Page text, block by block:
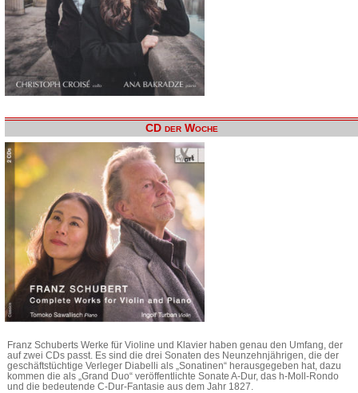
CD der Woche
Franz Schuberts Werke für Violine und Klavier haben genau den Umfang, der
auf zwei CDs passt. Es sind die drei Sonaten des Neunzehnjährigen, die der
geschäftstüchtige Verleger Diabelli als „Sonatinen“ herausgegeben hat, dazu
kommen die als „Grand Duo“ veröffentlichte Sonate A-Dur, das h-Moll-Rondo
und die bedeutende C-Dur-Fantasie aus dem Jahr 1827.